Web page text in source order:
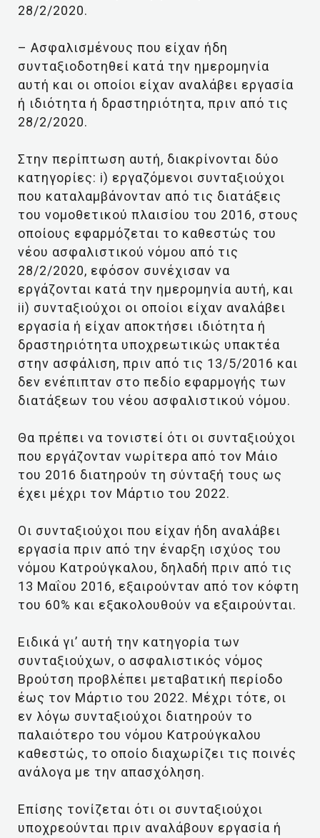
28/2/2020.
– Ασφαλισμένους που είχαν ήδη
συνταξιοδοτηθεί κατά την ημερομηνία
αυτή και οι οποίοι είχαν αναλάβει εργασία
ή ιδιότητα ή δραστηριότητα, πριν από τις
28/2/2020.
Στην περίπτωση αυτή, διακρίνονται δύο
κατηγορίες: i) εργαζόμενοι συνταξιούχοι
που καταλαμβάνονταν από τις διατάξεις
του νομοθετικού πλαισίου του 2016, στους
οποίους εφαρμόζεται το καθεστώς του
νέου ασφαλιστικού νόμου από τις
28/2/2020, εφόσον συνέχισαν να
εργάζονται κατά την ημερομηνία αυτή, και
ii) συνταξιούχοι οι οποίοι είχαν αναλάβει
εργασία ή είχαν αποκτήσει ιδιότητα ή
δραστηριότητα υποχρεωτικώς υπακτέα
στην ασφάλιση, πριν από τις 13/5/2016 και
δεν ενέπιπταν στο πεδίο εφαρμογής των
διατάξεων του νέου ασφαλιστικού νόμου.
Θα πρέπει να τονιστεί ότι οι συνταξιούχοι
που εργάζονταν νωρίτερα από τον Μάιο
του 2016 διατηρούν τη σύνταξή τους ως
έχει μέχρι τον Μάρτιο του 2022.
Οι συνταξιούχοι που είχαν ήδη αναλάβει
εργασία πριν από την έναρξη ισχύος του
νόμου Κατρούγκαλου, δηλαδή πριν από τις
13 Μαΐου 2016, εξαιρούνταν από τον κόφτη
του 60% και εξακολουθούν να εξαιρούνται.
Ειδικά γι’ αυτή την κατηγορία των
συνταξιούχων, ο ασφαλιστικός νόμος
Βρούτση προβλέπει μεταβατική περίοδο
έως τον Μάρτιο του 2022. Μέχρι τότε, οι
εν λόγω συνταξιούχοι διατηρούν το
παλαιότερο του νόμου Κατρούγκαλου
καθεστώς, το οποίο διαχωρίζει τις ποινές
ανάλογα με την απασχόληση.
Επίσης τονίζεται ότι οι συνταξιούχοι
υποχρεούνται πριν αναλάβουν εργασία ή